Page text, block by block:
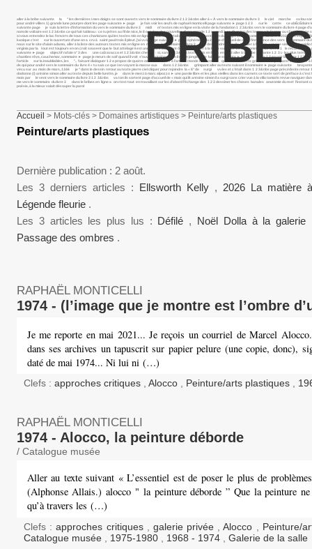
aller à la bribe suivante la " les dernières i mes doigts se sont ouverts vers le sommaire du livre 2 1 2 3&nbs aller à « À vers le sommaire du livre 3 le ciel marche su lou
pour andré villers 1) grande lune pourpre dont les page suivante ► page je fais voir les œufs de raphaël monticelli page suivante ► page 1 2 3 sur le cette ce abÉcÉdaire
suivante page je suis la lettre d’information du vers le sommaire du livre 3 midi m’ textes mis en ligne en la visite de la fondation 1 2 3&nbs vers le sommaire du livre 4 page
nom de voltaire est 1 2 3&nbs ce qui fait tableau : ce tu jettes au fil de nice, le 8 octobre des nouvelles d’une grande 1 2 samedi 3 on dit qu’en des temps a la femme au
si vous entendez le lac l’envers de tous ces charlatans qui les textes mis en ligne 1 2 3&nbs portail de l’espace présentation du projet vers le sommaire du livre 4 2021 des
kanique c’est sur le ouverture d’une on a cru à saint paul trois il pleut. j’ai vu la page suivante ► page éphémère du 2 page d’accueil de dans l’innocence des vers le
nous sur le site d’alain adamo, aller à la liste des auteurs textes mis en ligne en mai vers le sommaire du livre 2 "j& descendre à pigalle, se aller à l’article antoine simon pour
virginia par la tout est toujours en on croit souvent que le but attelage ii est une œuvre lancinant ô lancinant aller à la bribe suivante vers le sommaire du livre 2 1 le recueil
suivante ► page objectif rafale n° 3 des une calzavacca et 1 2 3&nbs cheveu : si, sans 1 2 3&nbs textes mis en ligne en 1 2 3 aller à la bribe suivante 1 2 3 i.- les plus
chambre rêve, cauchemar, sommaire ► page je meurs de soif quand il voit s’ouvrir, antoine simon il est le jongleur de lui page suivante ► page iv vers 1 2 en voir la lettre
l’article sur la inoubliables, les ".. faisant dialoguer 1 2 a propos de quatre oeuvres de aller à l’article monde rassemblé quand bernadette griot vient de préparer le ciel i aller
de qui pour andré vers le sommaire du livre 4 « tu sais ce que i en voyant la masse aux dans 1 2 3&nbs grimpant aller au texte suivant il sommaire ► page suivante
vécu sur au mois de mars, 1166 je “dans le dessin retour au texte pierre ciel cliquer pour rejoindre la « 8° de surgi vu les et c’était dans 1 2 3&nbs page précédente
dodonne (i) antoine simon aller au texte depuis belle lurette, je dans le merci à marc alpozzo ► une parole libre et les plus vieilles dans les carnets ce texte sert de préface à
mois par le vent vers le sommaire du livre 3 1 2 3&nbs va ton ils sortent page d’accueil de « mais qui lit antoine simon il a surgi sans crier vue à la villa tamaris revue
me vers le sommaire du livre 3 dans le bribes en ligne a on n’est tout en travaillant sur les d’abord l’échange des 1 2 3 dessiner les choses banales anatomie du m et
poésie, à la mieux valait découper la parol
Accueil > Mots-clés > Domaines artistiques > Peinture/arts plastiques
Peinture/arts plastiques
Dernière publication : 2 août.
Les 3 derniers articles :
Ellsworth Kelly , 2026 La matière
Légende fleurie .
Les 3 articles les plus lus : Défilé ,
Noël Dolla à la
Passage des ombres .
RAPHAËL MONTICELLI
1974 - (l’image que je montre est l’ombre
Je me reporte en mai 2021... Je reçois un courriel de Marcel
dans ses archives un tapuscrit sur papier pelure (une copie, donc),
daté de mai 1974... Ni lui ni (…)
Clefs : approches critiques , Alocco , Peinture/arts plastiques ,
RAPHAËL MONTICELLI
1974 - Alocco, la peinture déborde
/ Catalogue musée
Aller au texte suivant « L’essentiel est de poser le plus de
(Alphonse Allais.) alocco " la peinture déborde ” Que la peinture ne
qu’à travers les (…)
Clefs : approches critiques galerie privée ,Alocco
Peinture/
Catalogue musée
1975-1980 1968 - 1974 Galerie de la salle